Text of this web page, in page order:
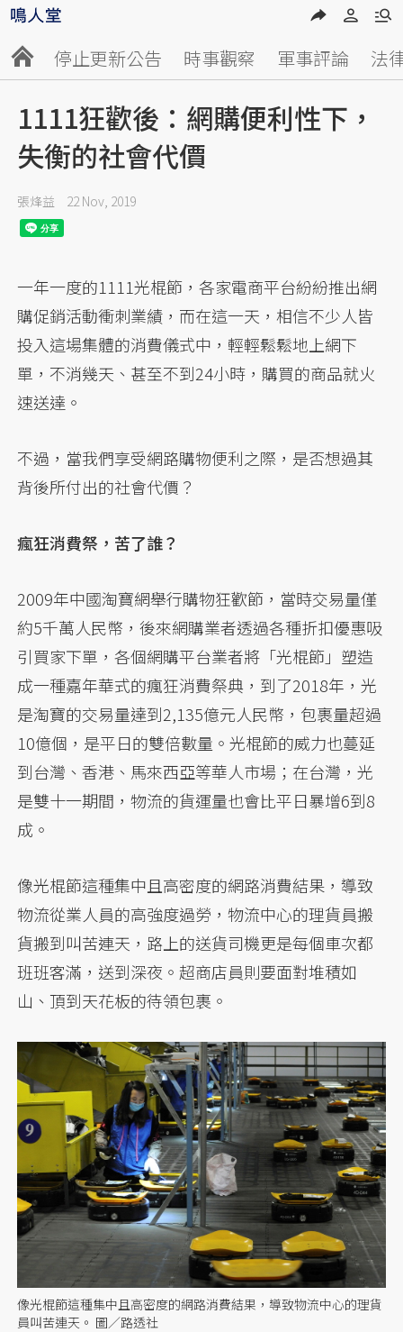
停止更新公告 時事觀察 軍事評論 法
1111狂歡後：網購便利性下，
失衡的社會代價
張烽益 22 Nov, 2019
一年一度的1111光棍節，各家電商平台紛紛推出網
購促銷活動衝刺業績，而在這一天，相信不少人皆
投入這場集體的消費儀式中，輕輕鬆鬆地上網下
單，不消幾天、甚至不到24小時，購買的商品就火
速送達。
不過，當我們享受網路購物便利之際，是否想過其
背後所付出的社會代價？
瘋狂消費祭，苦了誰？
2009年中國淘寶網舉行購物狂歡節，當時交易量僅
約5千萬人民幣，後來網購業者透過各種折扣優惠吸
引買家下單，各個網購平台業者將「光棍節」塑造
成一種嘉年華式的瘋狂消費祭典，到了2018年，光
是淘寶的交易量達到2,135億元人民幣，包裹量超過
10億個，是平日的雙倍數量。光棍節的威力也蔓延
到台灣、香港、馬來西亞等華人市場；在台灣，光
是雙十一期間，物流的貨運量也會比平日暴增6到8
成。
像光棍節這種集中且高密度的網路消費結果，導致
物流從業人員的高強度過勞，物流中心的理貨員搬
貨搬到叫苦連天，路上的送貨司機更是每個車次都
班班客滿，送到深夜。超商店員則要面對堆積如
山、頂到天花板的待領包裹。
像光棍節這種集中且高密度的網路消費結果，導致物流中心的理貨
員叫苦連天。 圖／路透社